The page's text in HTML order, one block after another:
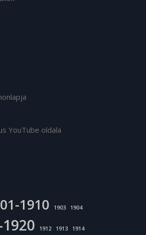
YouTube oldala
1910 1903 1904
1912 1913
1914